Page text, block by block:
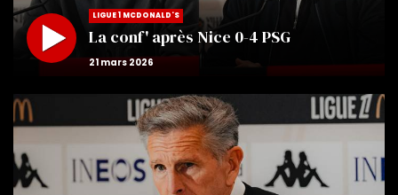
LIGUE 1 MCDONALD'S
La conf' après Nice 0-4 PSG